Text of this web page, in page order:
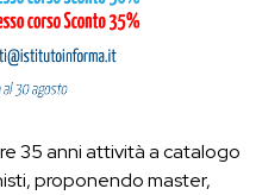
35 anni attività a catalogo
proponendo master,